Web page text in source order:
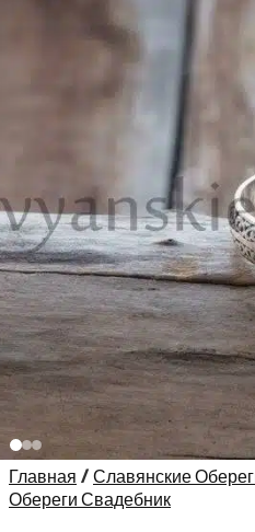
Главная /Славянские
Обереги Свадебник